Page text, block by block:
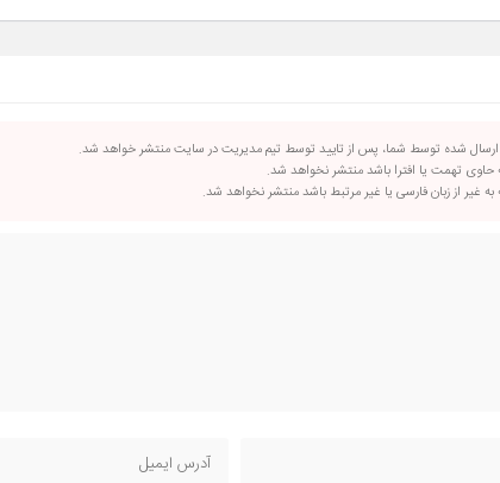
شده توسط شما، پس از تایید توسط تیم مدیریت در سایت منتشر خواهد شد.
حاوی تهمت یا افترا باشد منتشر نخواهد شد.
به غیر از زبان فارسی یا غیر مرتبط باشد منتشر نخواهد شد.